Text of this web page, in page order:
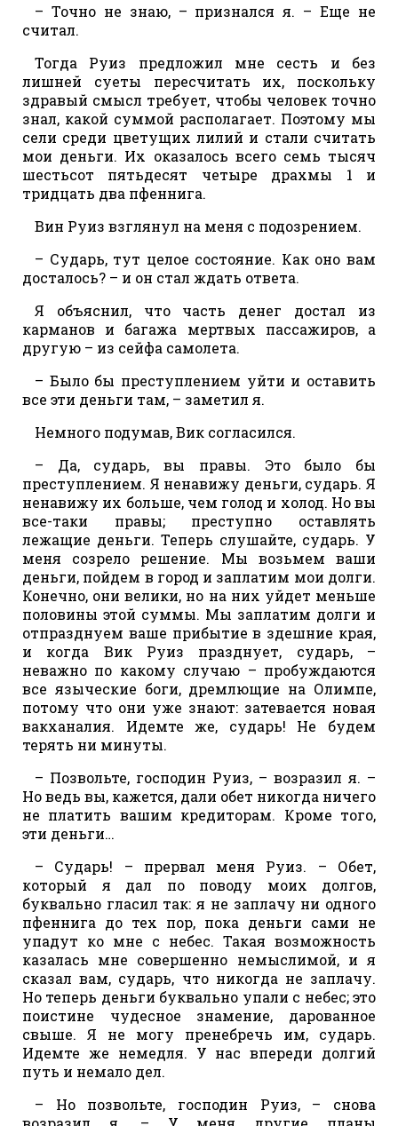
– Точно не знаю, – признался я. – Еще не
считал.
Тогда Руиз предложил мне сесть и без
лишней суеты пересчитать их, поскольку
здравый смысл требует, чтобы человек точно
знал, какой суммой располагает. Поэтому мы
сели среди цветущих лилий и стали считать
мои деньги. Их оказалось всего семь тысяч
шестьсот пятьдесят четыре драхмы 1 и
тридцать два пфеннига.
Вин Руиз взглянул на меня с подозрением.
– Сударь, тут целое состояние. Как оно вам
досталось? – и он стал ждать ответа.
Я объяснил, что часть денег достал из
карманов и багажа мертвых пассажиров, а
другую – из сейфа самолета.
– Было бы преступлением уйти и оставить
все эти деньги там, – заметил я.
Немного подумав, Вик согласился.
– Да, сударь, вы правы. Это было бы
преступлением. Я ненавижу деньги, сударь. Я
ненавижу их больше, чем голод и холод. Но вы
все-таки правы; преступно оставлять
лежащие деньги. Теперь слушайте, сударь. У
меня созрело решение. Мы возьмем ваши
деньги, пойдем в город и заплатим мои долги.
Конечно, они велики, но на них уйдет меньше
половины этой суммы. Мы заплатим долги и
отпразднуем ваше прибытие в здешние края,
и когда Вик Руиз празднует, сударь, –
неважно по какому случаю – пробуждаются
все языческие боги, дремлющие на Олимпе,
потому что они уже знают: затевается новая
вакханалия. Идемте же, сударь! Не будем
терять ни минуты.
– Позвольте, господин Руиз, – возразил я. –
Но ведь вы, кажется, дали обет никогда ничего
не платить вашим кредиторам. Кроме того,
эти деньги…
– Сударь! – прервал меня Руиз. – Обет,
который я дал по поводу моих долгов,
буквально гласил так: я не заплачу ни одного
пфеннига до тех пор, пока деньги сами не
упадут ко мне с небес. Такая возможность
казалась мне совершенно немыслимой, и я
сказал вам, сударь, что никогда не заплачу.
Но теперь деньги буквально упали с небес; это
поистине чудесное знамение, дарованное
свыше. Я не могу пренебречь им, сударь.
Идемте же немедля. У нас впереди долгий
путь и немало дел.
– Но позвольте, господин Руиз, – снова